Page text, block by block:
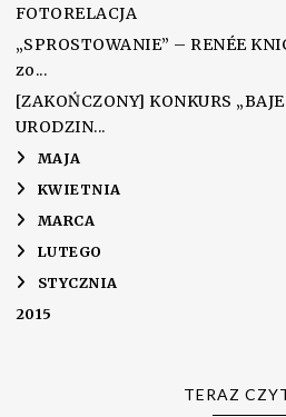
FOTORELACJA
„SPROSTOWANIE” – RENÉE
zo...
[ZAKOŃCZONY] KONKURS
URODZIN...
► MAJA
► KWIETNIA
► MARCA
► LUTEGO
► STYCZNIA
2015
TERAZ